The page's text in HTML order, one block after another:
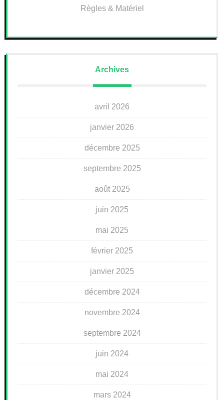
Règles & Matériel
Archives
avril 2026
janvier 2026
décembre 2025
septembre 2025
août 2025
juin 2025
mai 2025
février 2025
janvier 2025
décembre 2024
novembre 2024
septembre 2024
juin 2024
mai 2024
mars 2024